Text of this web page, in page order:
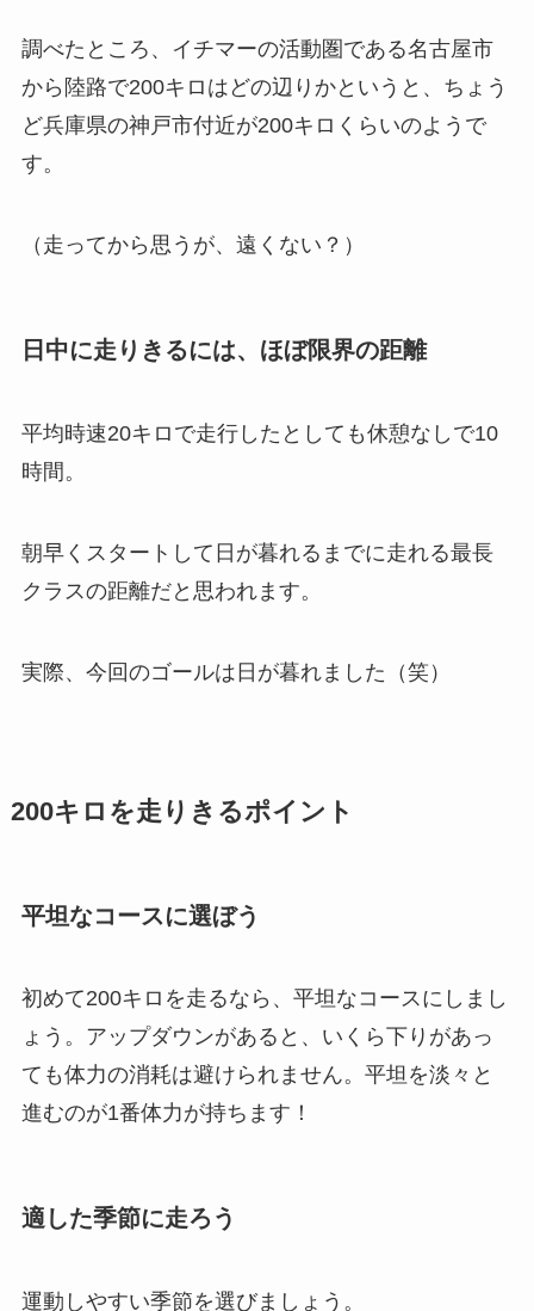
調べたところ、イチマーの活動圏である名古屋市
から陸路で200キロはどの辺りかというと、ちょう
ど兵庫県の神戸市付近が200キロくらいのようで
す。
（走ってから思うが、遠くない？）
日中に走りきるには、ほぼ限界の距離
平均時速20キロで走行したとしても休憩なしで10
時間。
朝早くスタートして日が暮れるまでに走れる最長
クラスの距離だと思われます。
実際、今回のゴールは日が暮れました（笑）
200キロを走りきるポイント
平坦なコースに選ぼう
初めて200キロを走るなら、平坦なコースにしまし
ょう。アップダウンがあると、いくら下りがあっ
ても体力の消耗は避けられません。平坦を淡々と
進むのが1番体力が持ちます！
適した季節に走ろう
運動しやすい季節を選びましょう。